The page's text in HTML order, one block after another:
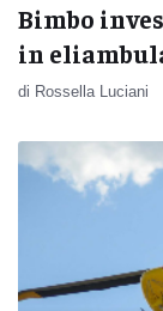
Bimbo
in
di Rossella Luciani